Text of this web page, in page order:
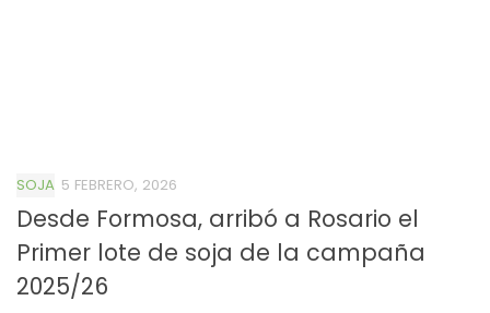
SOJA 5 FEBRERO, 2026
Desde Formosa, arribó a Rosario el
Primer lote de soja de la campaña
2025/26